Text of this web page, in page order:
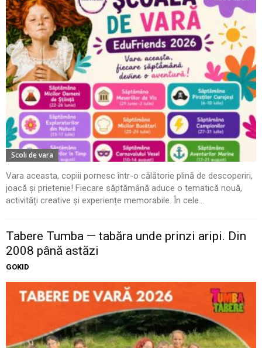
Scoli de vara
Vara aceasta, copiii pornesc într-o călătorie plină de descoperiri,
joacă și prietenie! Fiecare săptămână aduce o tematică nouă,
activități creative și experiențe memorabile. În cele...
Tabere Tumba — tabăra unde prinzi aripi. Din
2008 până astăzi
GOKID